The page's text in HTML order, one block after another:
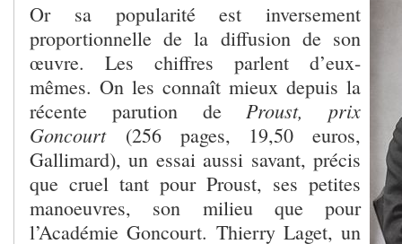
Or sa popularité est inversement
proportionnelle de la diffusion de son
œuvre. Les chiffres parlent d’eux-
mêmes. On les connaît mieux depuis la
récente parution deProust, prix
Goncourt (256 pages, 19,50 euros,
Gallimard), un essai aussi savant, précis
que cruel tant pour Proust, ses petites
manoeuvres, son milieu que pour
l’Académie Goncourt. Thierry Laget, un